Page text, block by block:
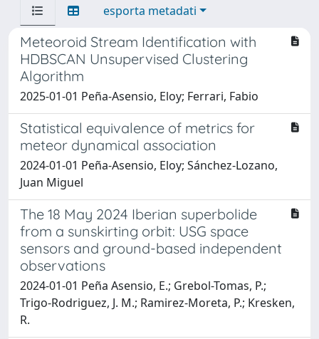
esporta metadati
Meteoroid Stream Identification with
HDBSCAN Unsupervised Clustering
Algorithm
2025-01-01 Peña-Asensio, Eloy; Ferrari, Fabio
Statistical equivalence of metrics for
meteor dynamical association
2024-01-01 Peña-Asensio, Eloy; Sánchez-Lozano,
Juan Miguel
The 18 May 2024 Iberian superbolide
from a sunskirting orbit: USG space
sensors and ground-based independent
observations
2024-01-01 Peña Asensio, E.; Grebol-Tomas, P.;
Trigo-Rodriguez, J. M.; Ramirez-Moreta, P.; Kresken,
R.